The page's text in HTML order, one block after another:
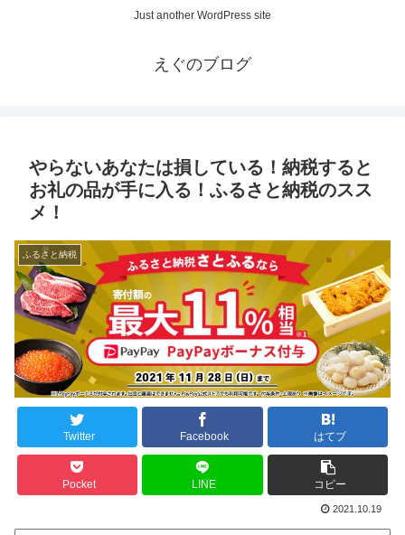
Just another WordPress site
えぐのブログ
やらないあなたは損している！納税すると
お礼の品が手に入る！ふるさと納税のスス
メ！
ふるさと納税
Twitter Facebook はてブ
Pocket LINE コピー
2021.10.19